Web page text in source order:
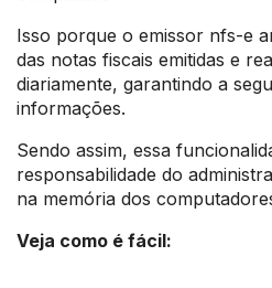
Isso porque o emissor nfs-e
das notas fiscais emitidas e
diariamente, garantindo a
informações.
Sendo assim, essa
responsabilidade do
na memória dos
Veja como é fácil: